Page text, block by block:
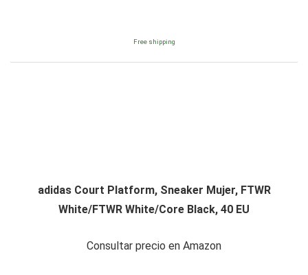
Free shipping
adidas Court Platform, Sneaker Mujer, FTWR
White/FTWR White/Core Black, 40 EU
Consultar precio en Amazon